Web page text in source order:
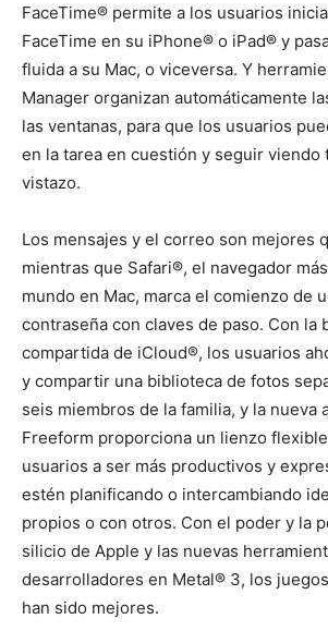
FaceTime® permite a los usuarios
FaceTime en su iPhone® o iPad® y
fluida a su Mac, o viceversa. Y
Manager organizan automáticamente
las ventanas, para que los usuarios
en la tarea en cuestión y seguir viendo
vistazo.
Los mensajes y el correo son mejores
mientras que Safari®, el navegador
mundo en Mac, marca el comienzo de
contraseña con claves de paso. Con la
compartida de iCloud®, los usuarios
y compartir una biblioteca de fotos
seis miembros de la familia, y la nueva
Freeform proporciona un lienzo
usuarios a ser más productivos y
estén planificando o intercambiando
propios o con otros. Con el poder y la
silicio de Apple y las nuevas
desarrolladores en Metal® 3, los
han sido mejores.